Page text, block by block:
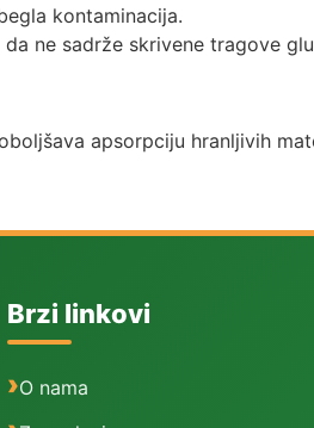
kontaminacija.
ne sadrže skrivene tragove
apsorpciju hranljivih
Brzi linkovi
O nama